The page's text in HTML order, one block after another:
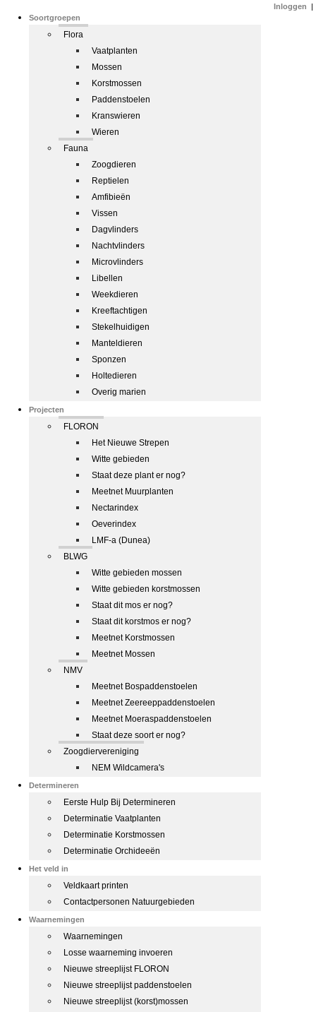
Soortgroepen
Flora
Vaatplanten
Mossen
Korstmossen
Paddenstoelen
Kranswieren
Wieren
Fauna
Zoogdieren
Reptielen
Amfibieën
Vissen
Dagvlinders
Nachtvlinders
Microvlinders
Libellen
Weekdieren
Kreeftachtigen
Stekelhuidigen
Manteldieren
Sponzen
Holtedieren
Overig marien
Projecten
FLORON
Het Nieuwe Strepen
Witte gebieden
Staat deze plant er nog?
Meetnet Muurplanten
Nectarindex
Oeverindex
LMF-a (Dunea)
BLWG
Witte gebieden mossen
Witte gebieden korstmossen
Staat dit mos er nog?
Staat dit korstmos er nog?
Meetnet Korstmossen
Meetnet Mossen
NMV
Meetnet Bospaddenstoelen
Meetnet Zeereeppaddenstoelen
Meetnet Moeraspaddenstoelen
Staat deze soort er nog?
Zoogdiervereniging
NEM Wildcamera's
Determineren
Eerste Hulp Bij Determineren
Determinatie Vaatplanten
Determinatie Korstmossen
Determinatie Orchideeën
Het veld in
Veldkaart printen
Contactpersonen Natuurgebieden
Waarnemingen
Waarnemingen
Losse waarneming invoeren
Nieuwe streeplijst FLORON
Nieuwe streeplijst paddenstoelen
Nieuwe streeplijst (korst)mossen
Inloggen |